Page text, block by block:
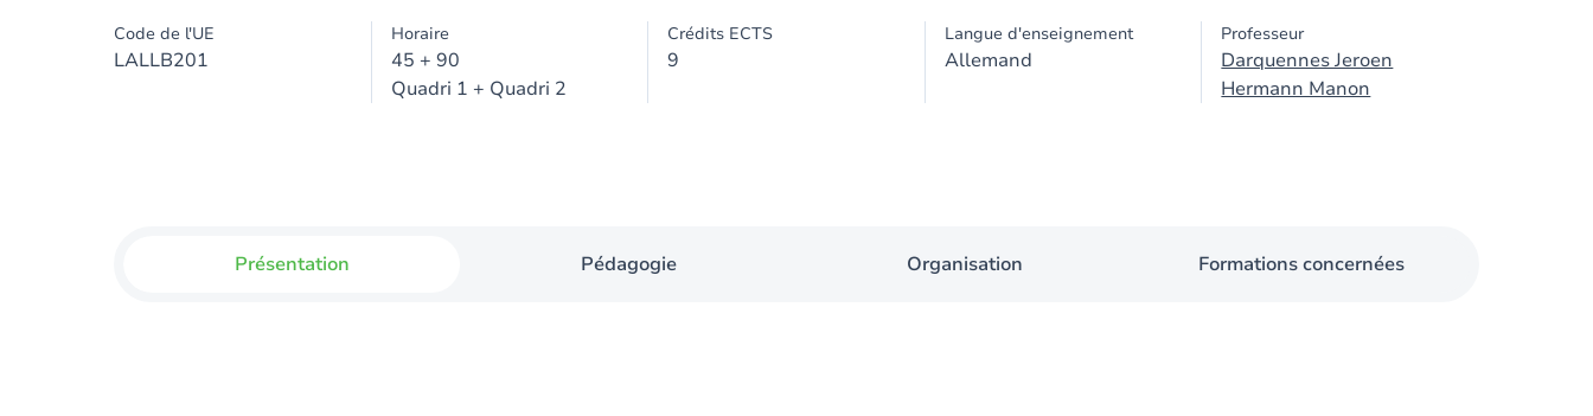
Code de l'UE
LALLB201
Horaire
45 + 90
Quadri 1 + Quadri 2
Crédits ECTS
9
Langue d'enseignement
Allemand
Professeur
Darquennes Jeroen
Hermann Manon
Présentation Pédagogie Organisation Formations concernées